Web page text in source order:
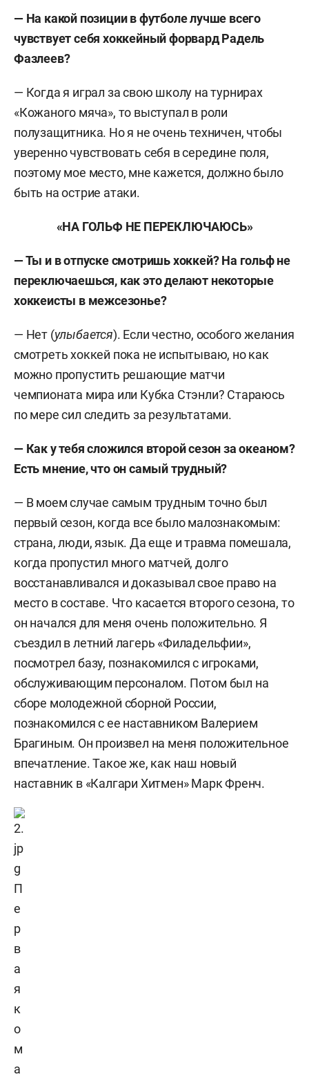
— На какой позиции в футболе лучше всего
чувствует себя хоккейный форвард Радель
Фазлеев?
— Когда я играл за свою школу на турнирах
«Кожаного мяча», то выступал в роли
полузащитника. Но я не очень техничен, чтобы
уверенно чувствовать себя в середине поля,
поэтому мое место, мне кажется, должно было
быть на острие атаки.
«НА ГОЛЬФ НЕ ПЕРЕКЛЮЧАЮСЬ»
— Ты и в отпуске смотришь хоккей? На гольф не
переключаешься, как это делают некоторые
хоккеисты в межсезонье?
— Нет (улыбается). Если честно, особого желания
смотреть хоккей пока не испытываю, но как
можно пропустить решающие матчи
чемпионата мира или Кубка Стэнли? Стараюсь
по мере сил следить за результатами.
— Как у тебя сложился второй сезон за океаном?
Есть мнение, что он самый трудный?
— В моем случае самым трудным точно был
первый сезон, когда все было малознакомым:
страна, люди, язык. Да еще и травма помешала,
когда пропустил много матчей, долго
восстанавливался и доказывал свое право на
место в составе. Что касается второго сезона, то
он начался для меня очень положительно. Я
съездил в летний лагерь «Филадельфии»,
посмотрел базу, познакомился с игроками,
обслуживающим персоналом. Потом был на
сборе молодежной сборной России,
познакомился с ее наставником Валерием
Брагиным. Он произвел на меня положительное
впечатление. Такое же, как наш новый
наставник в «Калгари Хитмен» Марк Френч.
П
е
р
в
а
я
к
о
м
а